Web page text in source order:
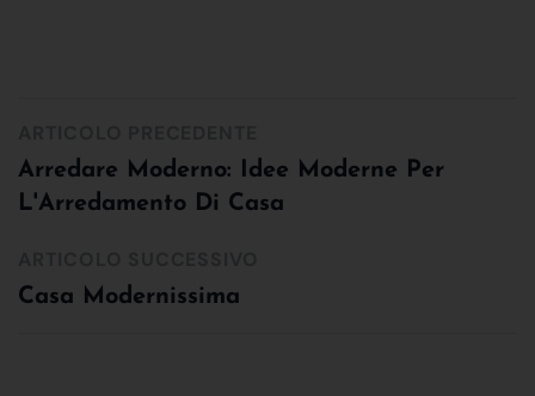
Arredare Moderno: Idee Moderne Per
L'Arredamento Di Casa
Casa Modernissima